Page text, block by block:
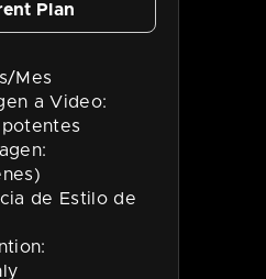
Plan
Mes
a Video:
de Estilo de